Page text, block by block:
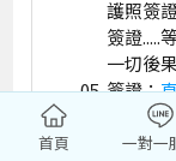
護照簽
簽證.....
一切後
簽證：
『免簽證
越南政
首頁 一對一